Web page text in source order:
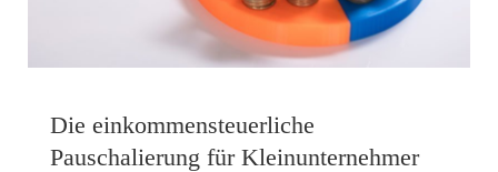
Die einkommensteuerliche
Pauschalierung für Kleinunternehmer